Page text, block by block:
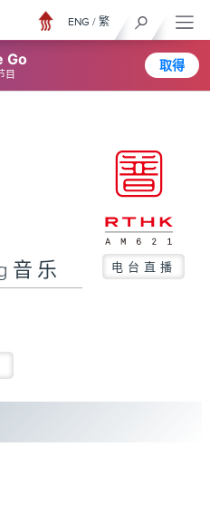
Go
目
取得
ENG / 繁
音乐 电台直播